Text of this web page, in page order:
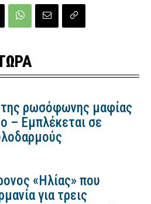
ρωσόφωνης μαφίας
– Εμπλέκεται σε
«Ηλίας» που
για τρεις